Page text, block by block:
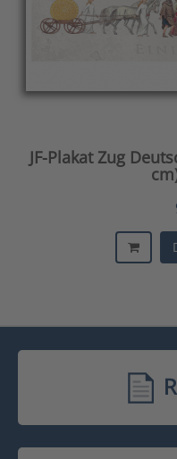
JF-Plakat Zug